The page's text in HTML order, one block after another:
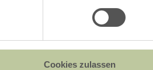
Cookies zulassen